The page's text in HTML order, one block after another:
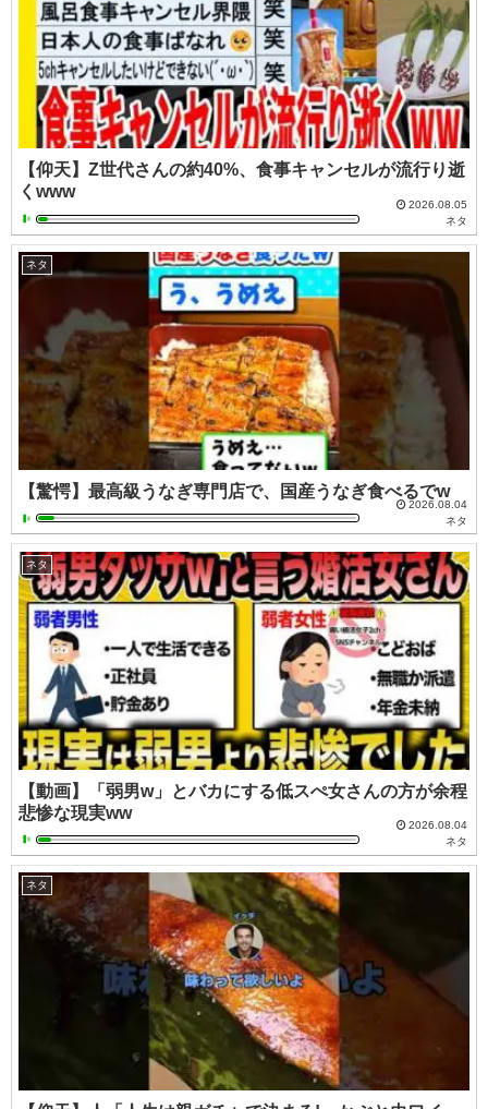
【仰天】Z世代さんの約40%、食事キャンセルが流行り逝
くwww
2026.08.05
ネタ
ネタ
【驚愕】最高級うなぎ専門店で、国産うなぎ食べるでw
2026.08.04
ネタ
ネタ
【動画】「弱男w」とバカにする低スぺ女さんの方が余程
悲惨な現実ww
2026.08.04
ネタ
ネタ